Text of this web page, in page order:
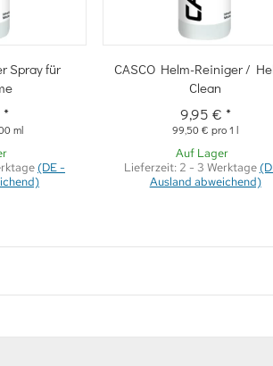
Spray für
*
ml
(DE -
Schnellkauf
CASCO Helm-Reiniger /
Clean
9,95 € *
99,50 € pro 1 l
Auf Lager
Lieferzeit: 2 - 3 Werktage
Ausland abweichend)